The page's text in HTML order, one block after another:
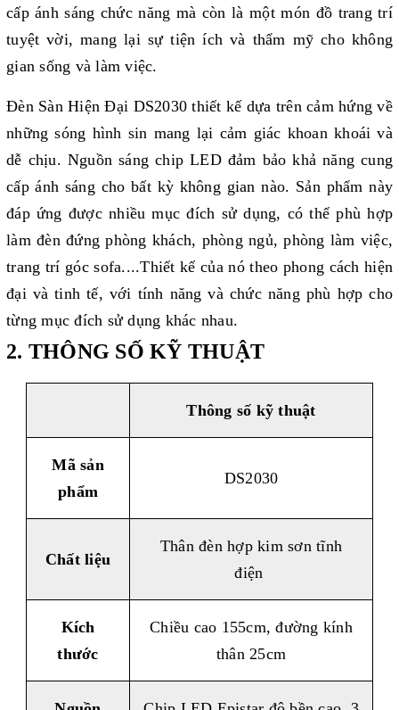
cấp ánh sáng chức năng mà còn là một món đồ trang trí
tuyệt vời, mang lại sự tiện ích và thẩm mỹ cho không
gian sống và làm việc.
Đèn Sàn Hiện Đại DS2030 thiết kế dựa trên cảm hứng về
những sóng hình sin mang lại cảm giác khoan khoái và
dễ chịu. Nguồn sáng chip LED đảm bảo khả năng cung
cấp ánh sáng cho bất kỳ không gian nào. Sản phẩm này
đáp ứng được nhiều mục đích sử dụng, có thể phù hợp
làm đèn đứng phòng khách, phòng ngủ, phòng làm việc,
trang trí góc sofa....Thiết kế của nó theo phong cách hiện
đại và tinh tế, với tính năng và chức năng phù hợp cho
từng mục đích sử dụng khác nhau.
2. THÔNG SỐ KỸ THUẬT
Thông số kỹ thuật
Mã sản
phẩm
DS2030
Chất liệu
Thân đèn hợp kim sơn tĩnh
điện
Kích
thước
Chiều cao 155cm, đường kính
thân 25cm